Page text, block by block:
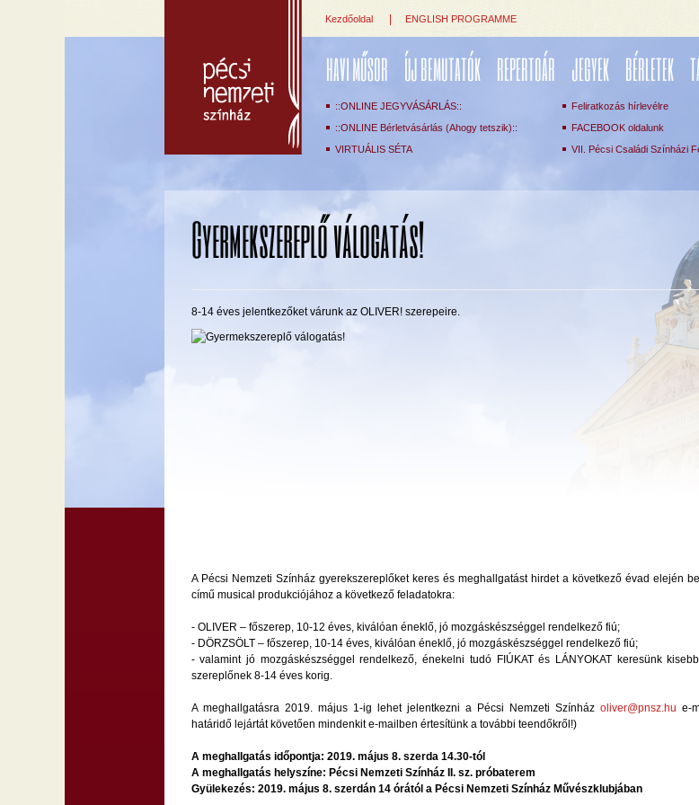
Kezdőoldal ENGLISH PROGRAMME
HAVI MŰSOR ÚJ BEMUTATÓK REPERTOÁR JEGYEK BÉRLETEK
::ONLINE JEGYVÁSÁRLÁS::
::ONLINE Bérletvásárlás (Ahogy tetszik)::
VIRTUÁLIS SÉTA
Feliratkozás hírlevélre
FACEBOOK oldalunk
VII. Pécsi Családi Színházi
Gyermekszereplő válogatás!
8-14 éves jelentkezőket várunk az OLIVER! szerepeire.
A Pécsi Nemzeti Színház gyerekszereplőket keres és meghallgatást hirdet a következő évad elején
című musical produkciójához a következő feladatokra:
- OLIVER – főszerep, 10-12 éves, kiválóan éneklő, jó mozgáskészséggel rendelkező fiú;
- DÖRZSÖLT – főszerep, 10-14 éves, kiválóan éneklő, jó mozgáskészséggel rendelkező fiú;
- valamint jó mozgáskészséggel rendelkező, énekelni tudó FIÚKAT és LÁNYOKAT keresünk
szereplőnek 8-14 éves korig.
A meghallgatásra 2019. május 1-ig lehet jelentkezni a Pécsi Nemzeti Színház oliver@pnsz.hu e-
határidő lejártát követően mindenkit e-mailben értesítünk a további teendőkről!)
A meghallgatás időpontja: 2019. május 8. szerda 14.30-tól
A meghallgatás helyszíne: Pécsi Nemzeti Színház II. sz. próbaterem
Gyülekezés: 2019. május 8. szerdán 14 órától a Pécsi Nemzeti Színház Művészklubjában